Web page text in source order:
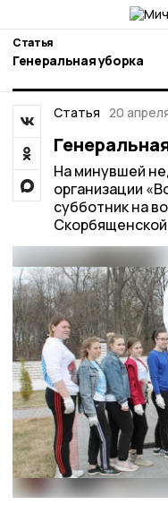
Статья
Генеральная уборка
Статья 20
На минувшей
организации
субботник на